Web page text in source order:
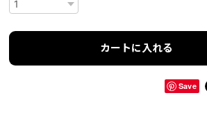
カートに入れる
Save